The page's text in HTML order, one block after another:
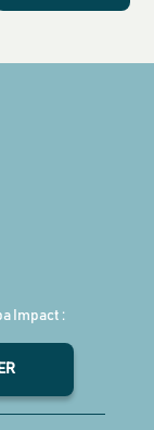
Impact :